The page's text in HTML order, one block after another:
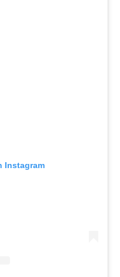
Instagram